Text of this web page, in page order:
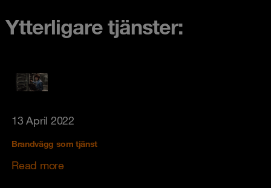
Ytterligare tjänster:
13 April 2022
Brandvägg som tjänst
Read more